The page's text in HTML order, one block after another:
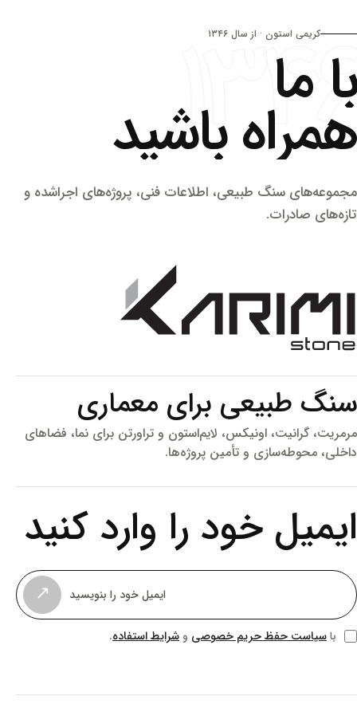
کریمی استون · از سال ۱۳۴۶
ما
باشید
سنگ طبیعی، اطلاعات فنی، پروژه‌های اجراشده و
صادرات.
طبیعی برای معماری
گرانیت، اونیکس، لایم‌استون و تراورتن برای نما، فضاهای
محوطه‌سازی و تأمین پروژه‌ها.
خود را وارد کنید
↗
باسیاست حفظ حریم خصوصیوشرایط استفاده.